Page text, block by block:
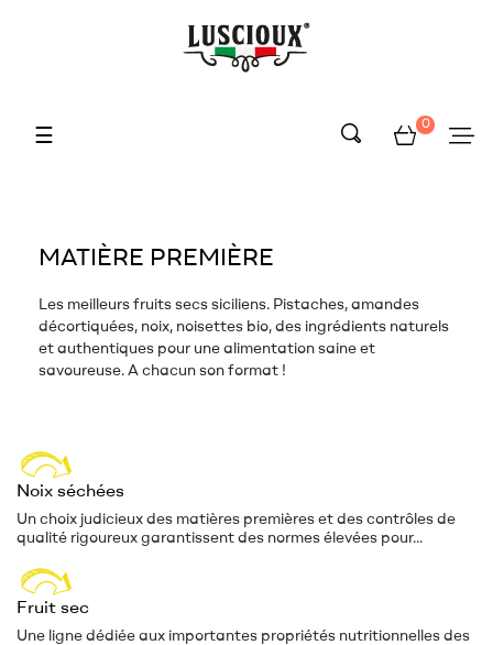
Basculer
☰
0
MATIÈRE PREMIÈRE
Les meilleurs fruits secs siciliens. Pistaches, amandes
décortiquées, noix, noisettes bio, des ingrédients naturels
et authentiques pour une alimentation saine et
savoureuse. A chacun son format !
Noix séchées
Un choix judicieux des matières premières et des contrôles de
qualité rigoureux garantissent des normes élevées pour...
Fruit sec
Une ligne dédiée aux importantes propriétés nutritionnelles des